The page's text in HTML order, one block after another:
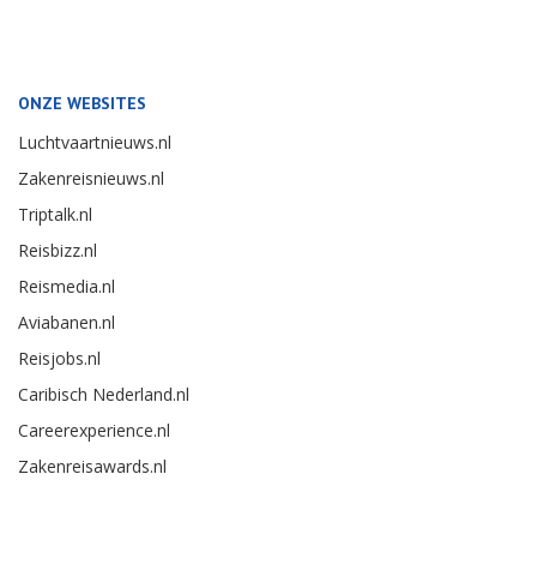
ONZE WEBSITES
Luchtvaartnieuws.nl
Zakenreisnieuws.nl
Triptalk.nl
Reisbizz.nl
Reismedia.nl
Aviabanen.nl
Reisjobs.nl
Caribisch Nederland.nl
Careerexperience.nl
Zakenreisawards.nl